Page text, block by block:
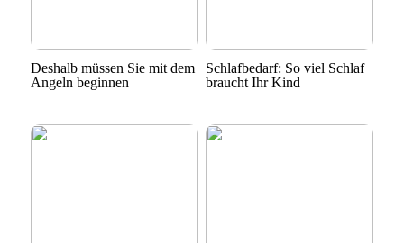
Deshalb müssen Sie mit dem
Angeln beginnen
Schlafbedarf: So viel Schlaf
braucht Ihr Kind